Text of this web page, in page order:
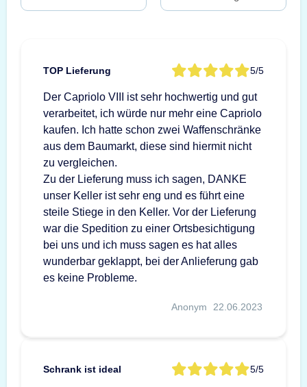
TOP Lieferung 5/5
Der Capriolo VIII ist sehr hochwertig und gut
verarbeitet, ich würde nur mehr eine Capriolo
kaufen. Ich hatte schon zwei Waffenschränke
aus dem Baumarkt, diese sind hiermit nicht
zu vergleichen.
Zu der Lieferung muss ich sagen, DANKE
unser Keller ist sehr eng und es führt eine
steile Stiege in den Keller. Vor der Lieferung
war die Spedition zu einer Ortsbesichtigung
bei uns und ich muss sagen es hat alles
wunderbar geklappt, bei der Anlieferung gab
es keine Probleme.
Anonym 22.06.2023
Schrank ist ideal 5/5